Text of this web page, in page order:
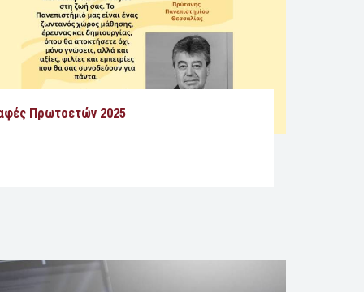
Πρωτοετών 2025